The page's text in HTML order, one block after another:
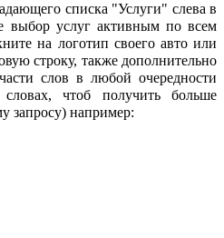
списка "Услуги" слева в
выбор услуг активным по всем
на логотип своего авто или
строку, также дополнительно
слов в любой очередности
чтоб получить больше
запросу) например: